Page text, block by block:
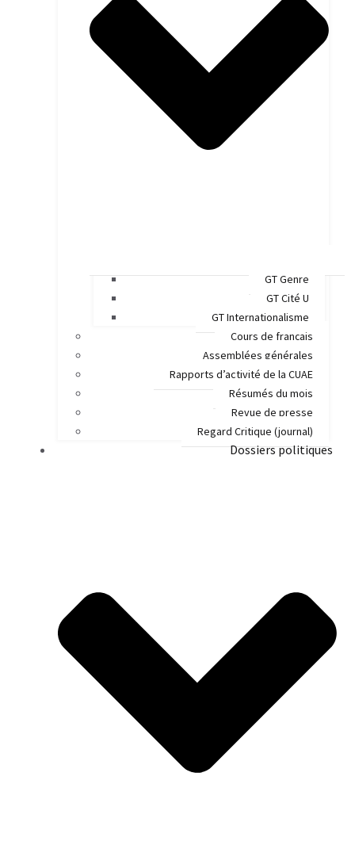
GT Genre
GT Cité U
GT Internationalisme
Cours de français
Assemblées générales
Rapports d’activité de la CUAE
Résumés du mois
Revue de presse
Regard Critique (journal)
Dossiers politiques